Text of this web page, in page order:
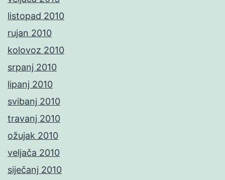
listopad 2010
rujan 2010
kolovoz 2010
srpanj 2010
lipanj 2010
svibanj 2010
travanj 2010
ožujak 2010
veljača 2010
siječanj 2010